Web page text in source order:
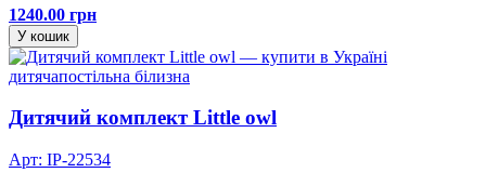
1240.00 грн
У кошик
дитячапостільна білизна
Дитячий комплект Little owl
Арт: IP-22534